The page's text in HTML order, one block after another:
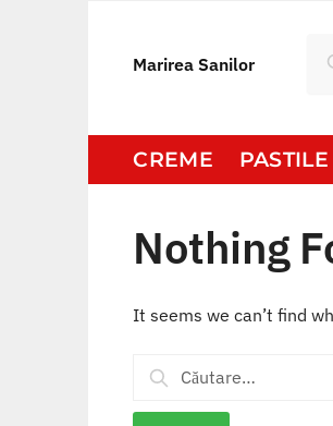
navigation
contentMarirea Sanilor
CREME PASTILE
Nothing
It seems we can’t find
Caută
după: